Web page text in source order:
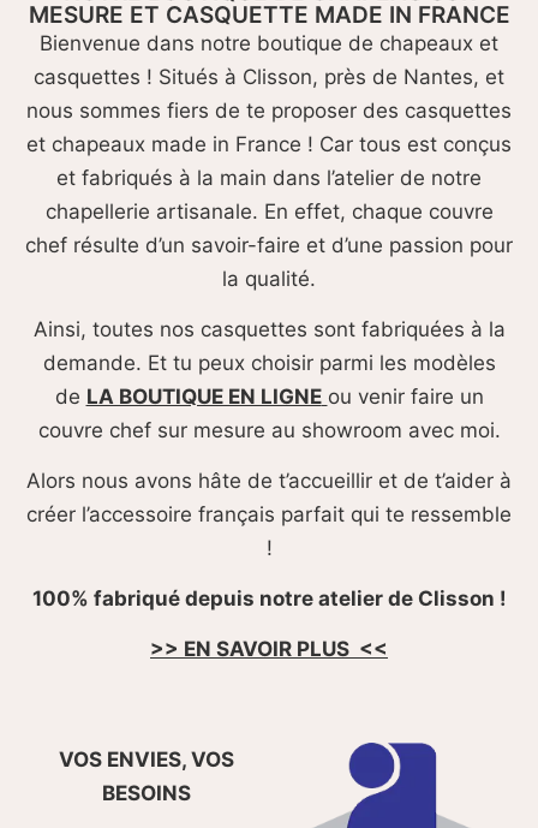
En savoir plus
MESURE ET CASQUETTE MADE IN FRANCE
Bienvenue dans notre boutique de chapeaux et
casquettes ! Situés à Clisson, près de Nantes, et
nous sommes fiers de te proposer des casquettes
et chapeaux made in France ! Car tous est conçus
et fabriqués à la main dans l’atelier de notre
chapellerie artisanale. En effet, chaque couvre
chef résulte d’un savoir-faire et d’une passion pour
la qualité.
Ainsi, toutes nos casquettes sont fabriquées à la
demande. Et tu peux choisir parmi les modèles
de LA BOUTIQUE EN LIGNE ou venir faire un
couvre chef sur mesure au showroom avec moi.
Alors nous avons hâte de t’accueillir et de t’aider à
créer l’accessoire français parfait qui te ressemble
!
100% fabriqué depuis notre atelier de Clisson !
>> EN SAVOIR PLUS <<
VOS ENVIES, VOS
BESOINS